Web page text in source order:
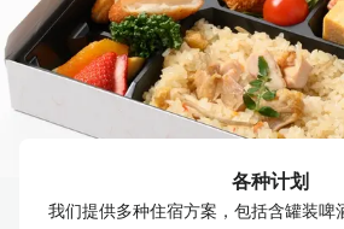
各种计划
我们提供多种住宿方案，包括含罐装啤